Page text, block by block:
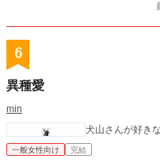
6
異種愛
min
犬山さんが好き
一般女性向け 完結